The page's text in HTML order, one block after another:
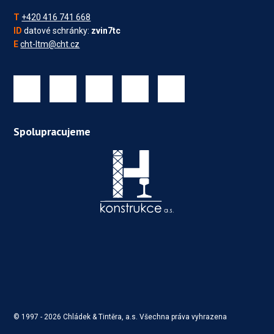
T +420 416 741 668
ID datové schránky: zvin7tc
E cht-ltm@cht.cz
Spolupracujeme
© 1997 - 2026Chládek & Tintěra, a.s. Všechna práva vyhrazena